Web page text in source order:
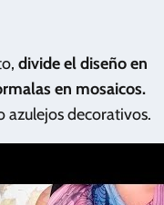
divide el diseño en
en mosaicos.
azulejos decorativos.